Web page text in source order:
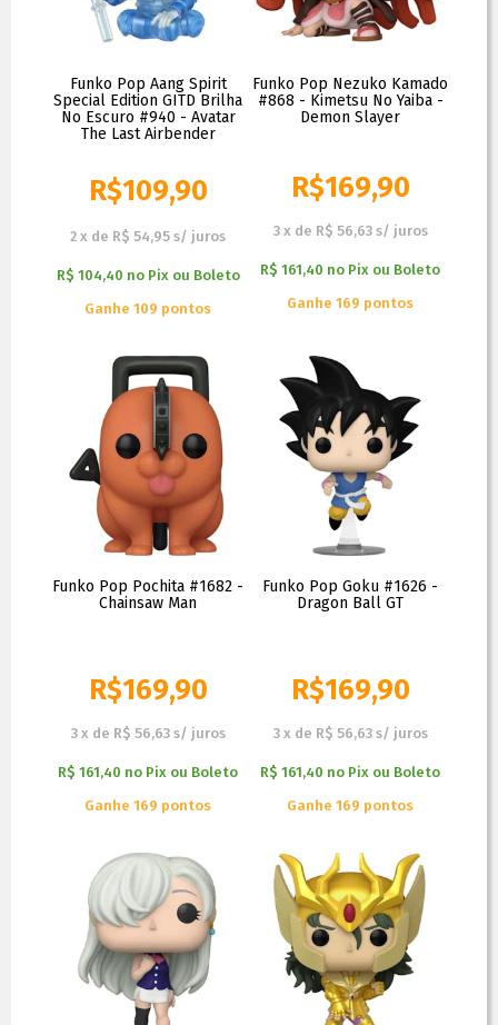
Funko Pop Aang Spirit
Special Edition GITD Brilha
No Escuro #940 - Avatar
The Last Airbender
R$109,90
2 x de R$ 54,95 s/ juros
R$ 104,40 no Pix ou Boleto
Ganhe 109 pontos
Funko Pop Nezuko Kamado
#868 - Kimetsu No Yaiba -
Demon Slayer
R$169,90
3 x de R$ 56,63 s/ juros
R$ 161,40 no Pix ou Boleto
Ganhe 169 pontos
Funko Pop Pochita #1682 -
Chainsaw Man
R$169,90
3 x de R$ 56,63 s/ juros
R$ 161,40 no Pix ou Boleto
Ganhe 169 pontos
Funko Pop Goku #1626 -
Dragon Ball GT
R$169,90
3 x de R$ 56,63 s/ juros
R$ 161,40 no Pix ou Boleto
Ganhe 169 pontos